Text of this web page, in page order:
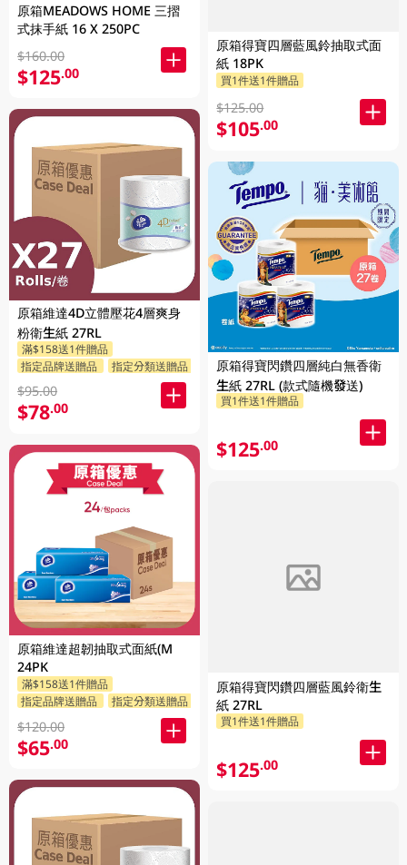
原箱MEADOWS HOME 三摺
式抹手紙 16 X 250PC
$160.00
$125.00
原箱維達4D立體壓花4層爽身
粉衛生紙 27RL
滿$158送1件贈品
指定品牌送贈品
指定分類送贈品
$95.00
$78.00
原箱維達超韌抽取式面紙(M
24PK
滿$158送1件贈品
指定品牌送贈品
指定分類送贈品
$120.00
$65.00
原箱得寶四層藍風鈴抽取式面
紙 18PK
買1件送1件贈品
$125.00
$105.00
原箱得寶閃鑽四層純白無香衛
生紙 27RL (款式隨機發送)
買1件送1件贈品
$125.00
原箱得寶閃鑽四層藍風鈴衛生
紙 27RL
買1件送1件贈品
$125.00